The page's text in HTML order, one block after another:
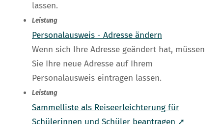
lassen.
Leistung
Personalausweis - Adresse ändern
Wenn sich Ihre Adresse geändert hat, müssen
Sie Ihre neue Adresse auf Ihrem
Personalausweis eintragen lassen.
Leistung
Sammelliste als Reiseerleichterung für